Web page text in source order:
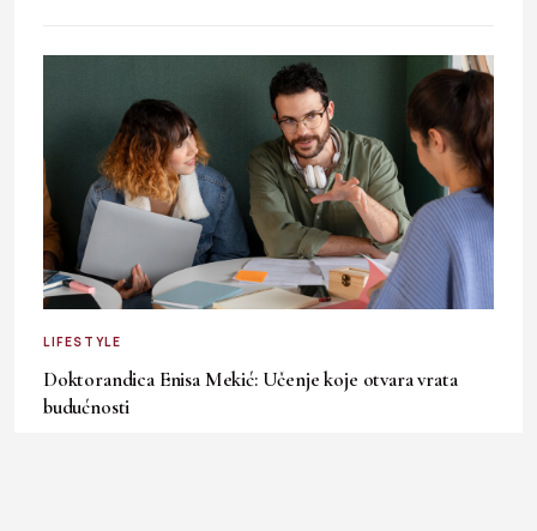
LIFESTYLE
Doktorandica Enisa Mekić: Učenje koje otvara vrata
budućnosti